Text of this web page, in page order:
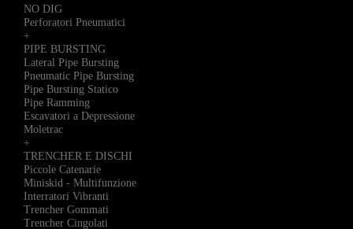
NO DIG
Perforatori Pneumatici
+
PIPE BURSTING
Lateral Pipe Bursting
Pneumatic Pipe Bursting
Pipe Bursting Statico
Pipe Ramming
Escavatori a Depressione
Moletrac
+
TRENCHER E DISCHI
Piccole Catenarie
Miniskid - Multifunzione
Interratori Vibranti
Trencher Gommati
Trencher Cingolati